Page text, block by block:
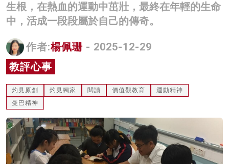
科技
名家榜
灼見活動
關於我們
生根，在熱血的運動中茁壯，最終在年輕的生命
中，活成一段段屬於自己的傳奇。
作者:楊佩珊 - 2025-12-29
教評心事
灼見原創 灼見獨家 閱讀 價值觀教育
運動精神
曼巴精神